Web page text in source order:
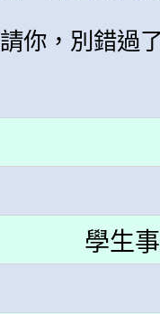
你，別錯過
學生